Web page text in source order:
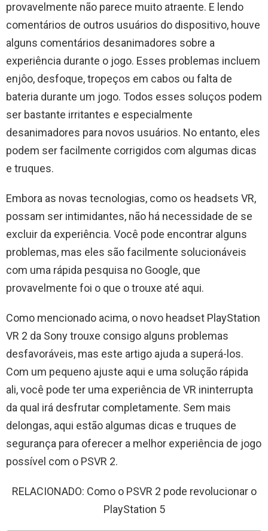
provavelmente não parece muito atraente. E lendo
comentários de outros usuários do dispositivo, houve
alguns comentários desanimadores sobre a
experiência durante o jogo. Esses problemas incluem
enjôo, desfoque, tropeços em cabos ou falta de
bateria durante um jogo. Todos esses soluços podem
ser bastante irritantes e especialmente
desanimadores para novos usuários. No entanto, eles
podem ser facilmente corrigidos com algumas dicas
e truques.
Embora as novas tecnologias, como os headsets VR,
possam ser intimidantes, não há necessidade de se
excluir da experiência. Você pode encontrar alguns
problemas, mas eles são facilmente solucionáveis ​​
com uma rápida pesquisa no Google, que
provavelmente foi o que o trouxe até aqui.
Como mencionado acima, o novo headset PlayStation
VR 2 da Sony trouxe consigo alguns problemas
desfavoráveis, mas este artigo ajuda a superá-los.
Com um pequeno ajuste aqui e uma solução rápida
ali, você pode ter uma experiência de VR ininterrupta
da qual irá desfrutar completamente. Sem mais
delongas, aqui estão algumas dicas e truques de
segurança para oferecer a melhor experiência de jogo
possível com o PSVR 2.
RELACIONADO: Como o PSVR 2 pode revolucionar o
PlayStation 5